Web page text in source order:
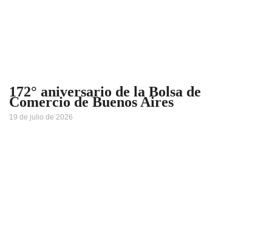
172° aniversario de la Bolsa de
Comercio de Buenos Aires
19 de julio de 2026